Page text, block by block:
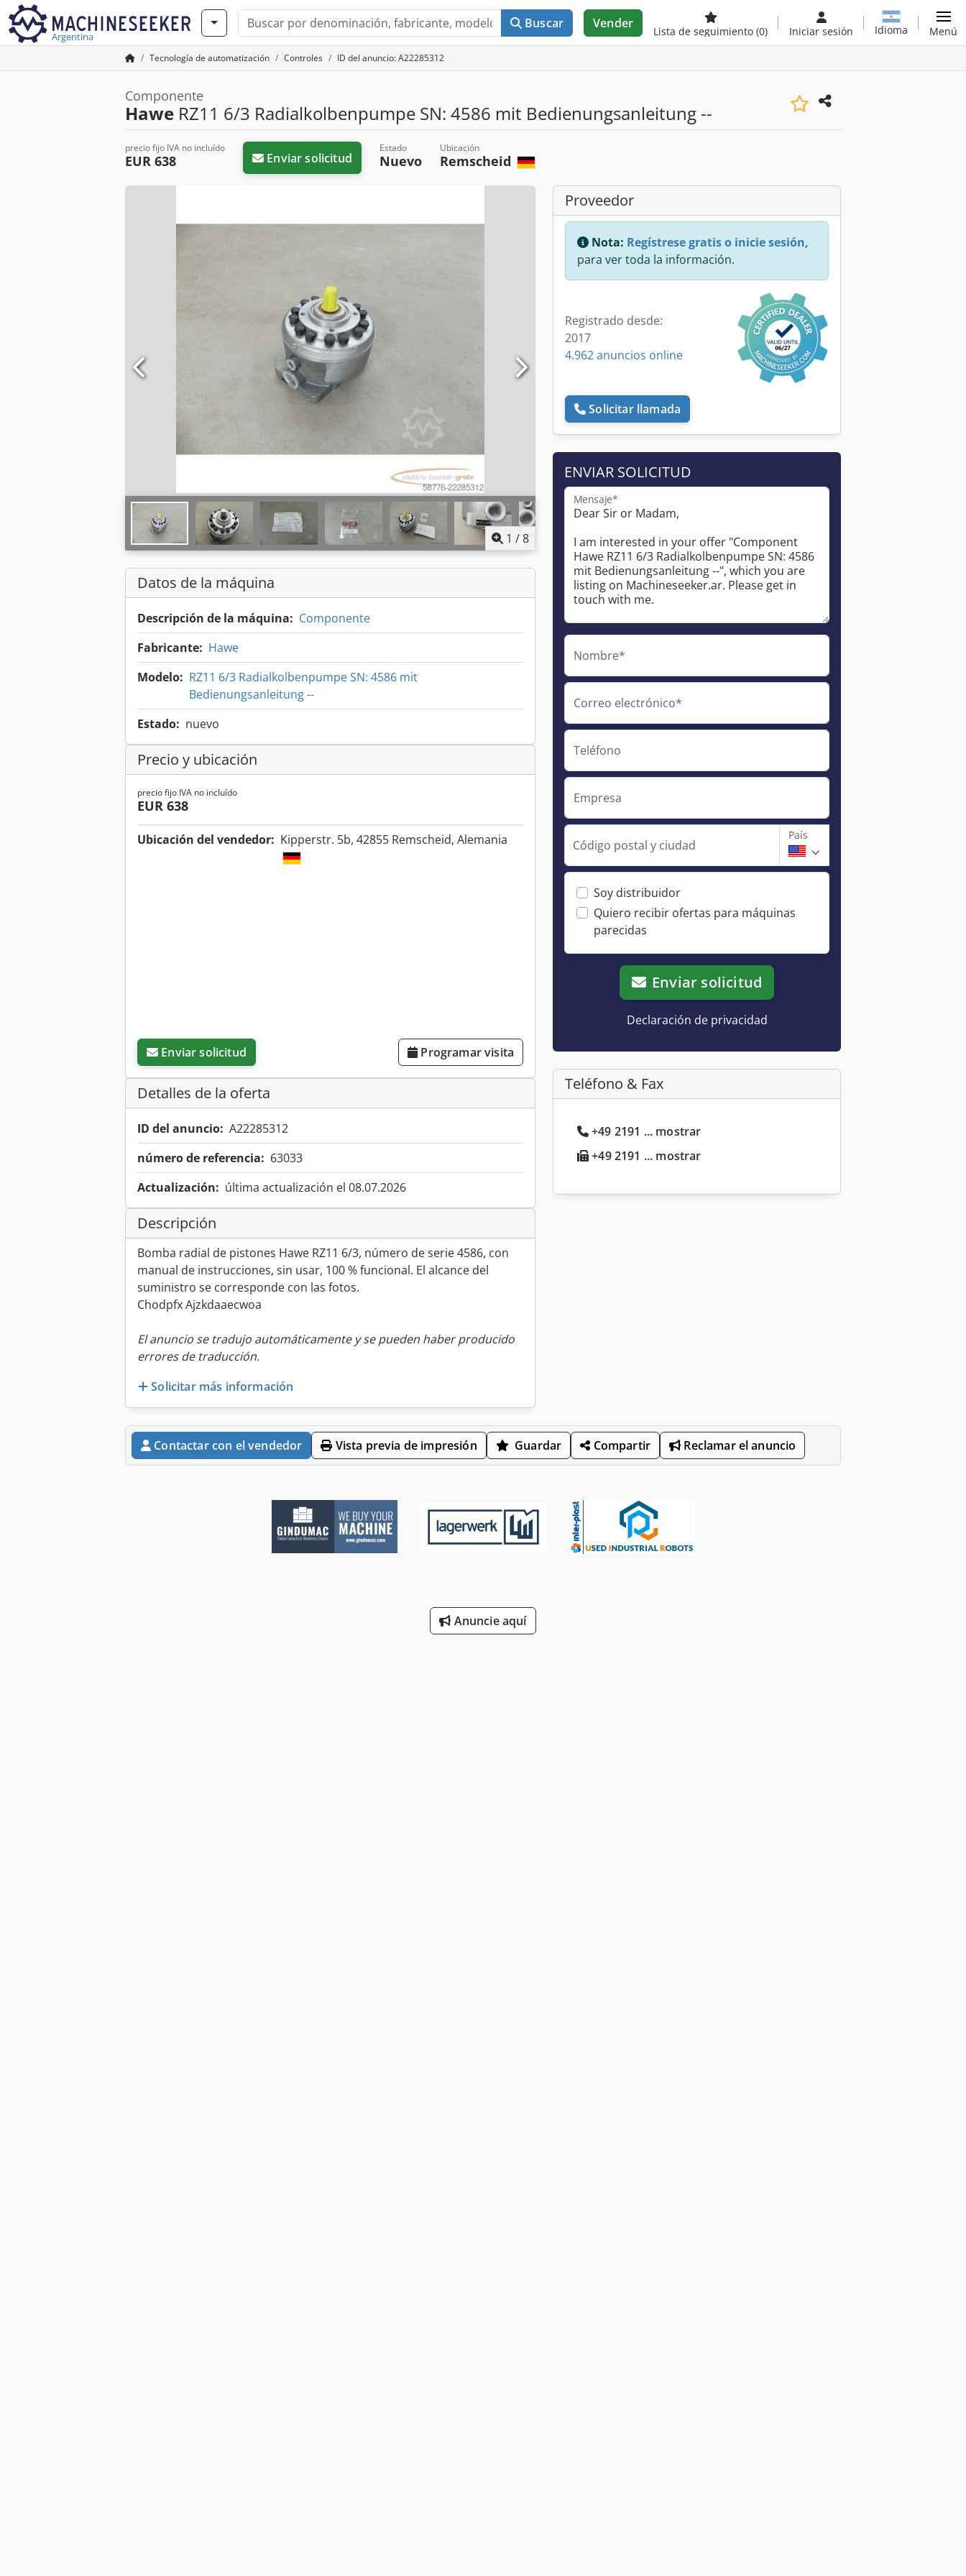
Argentina
Buscar Vender
Lista de seguimiento (0) Iniciar sesión Idioma Menú
Tecnología de automatización Controles ID del anuncio: A22285312
Componente
Hawe RZ11 6/3 Radialkolbenpumpe SN: 4586 mit Bedienungsanleitung --
precio fijo IVA no incluído
EUR 638 Enviar solicitud
Estado
Nuevo
Ubicación
Remscheid
1 /8
Datos de la máquina
Descripción de la máquina: Componente
Fabricante: Hawe
Modelo: RZ11 6/3 Radialkolbenpumpe SN: 4586 mit
Bedienungsanleitung --
Estado: nuevo
Precio y ubicación
precio fijo IVA no incluído
EUR 638
Ubicación del vendedor: Kipperstr. 5b, 42855 Remscheid, Alemania
Enviar solicitud Programar visita
Detalles de la oferta
ID del anuncio: A22285312
número de referencia: 63033
Actualización: última actualización el 08.07.2026
Descripción
Bomba radial de pistones Hawe RZ11 6/3, número de serie 4586, con
manual de instrucciones, sin usar, 100 % funcional. El alcance del
suministro se corresponde con las fotos.
Chodpfx Ajzkdaaecwoa
El anuncio se tradujo automáticamente y se pueden haber producido
errores de traducción.
Solicitar más información
Proveedor
Nota: Regístrese gratis o inicie sesión,
para ver toda la información.
Registrado desde:
2017
4.962 anuncios online
Solicitar llamada
ENVIAR SOLICITUD
Mensaje*
Nombre*
Correo electrónico*
Teléfono
Empresa
Código postal y ciudad
País
Soy distribuidor
Quiero recibir ofertas para máquinas
parecidas
Enviar solicitud
Declaración de privacidad
Teléfono & Fax
+49 2191 ... mostrar
+49 2191 ... mostrar
Contactar con el vendedor Vista previa de impresión Guardar Compartir Reclamar el anuncio
Anuncie aquí